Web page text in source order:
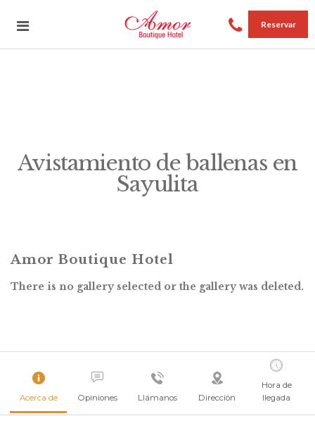
Reservar
Avistamiento de ballenas en
Sayulita
Amor Boutique Hotel
There is no gallery selected or the gallery was deleted.
Acerca de Opiniones Llámanos Dirección
Hora de
llegada